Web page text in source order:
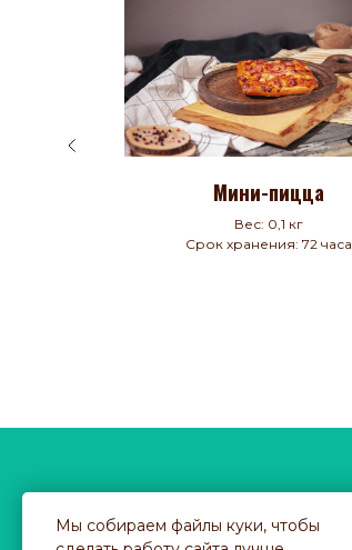
Мини-пицца
Вес: 0,1 кг
Срок хранения: 72 часа
© 2021 Ивантеевский Хлебозавод
Мы собираем файлы куки, чтобы